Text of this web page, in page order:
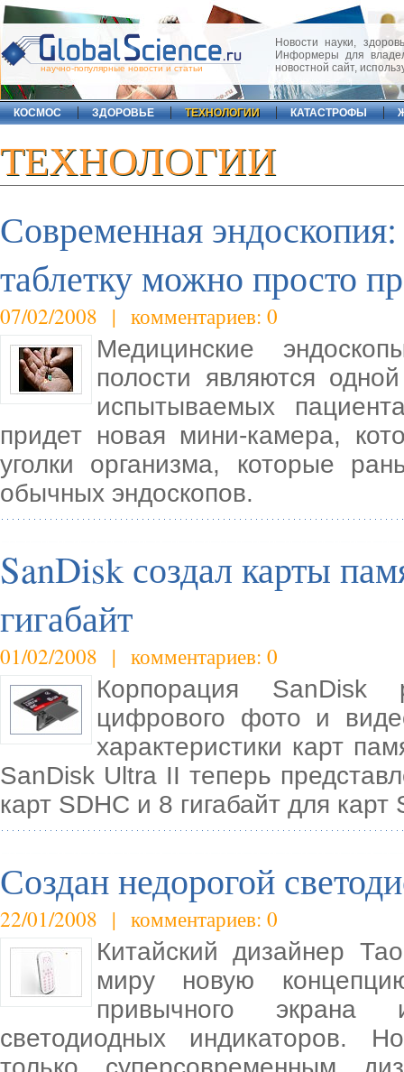
научно-популярные новости и статьи
Новости науки,
Информеры для
новостной сайт,
КОСМОС ЗДОРОВЬЕ ТЕХНОЛОГИИ КАТАСТРОФЫ
ТЕХНОЛОГИИ
Современная
таблетку можно просто
07/02/2008 | комментариев: 0
Медицинские
полости являются
испытываемых
придет новая мини-камера,
уголки организма, которые
обычных эндоскопов.
SanDisk создал карты
гигабайт
01/02/2008 | комментариев: 0
Корпорация SanDisk
цифрового фото и
характеристики карт
SanDisk Ultra II теперь
карт SDHC и 8 гигабайт для карт
Создан недорогой
22/01/2008 | комментариев: 0
Китайский дизайнер
миру новую
привычного экрана
светодиодных индикаторов.